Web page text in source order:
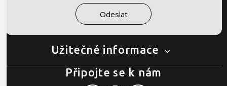
Užitečné informace
Připojte se k nám